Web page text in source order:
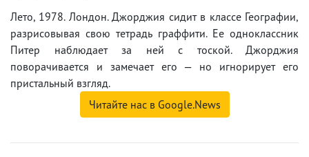
Лето, 1978. Лондон. Джорджия сидит в классе Географии,
разрисовывая свою тетрадь граффити. Ее одноклассник
Питер наблюдает за ней с тоской. Джорджия
поворачивается и замечает его — но игнорирует его
пристальный взгляд.
Читайте нас в Google.News